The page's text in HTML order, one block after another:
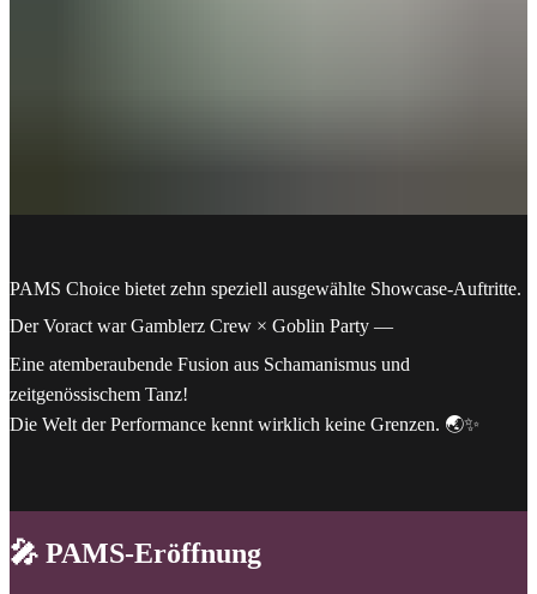
PAMS Choice bietet zehn speziell ausgewählte Showcase-Auftritte.
Der Voract war Gamblerz Crew × Goblin Party —
Eine atemberaubende Fusion aus Schamanismus und
zeitgenössischem Tanz!
Die Welt der Performance kennt wirklich keine Grenzen. 🌏✨
🎤 PAMS-Eröffnung